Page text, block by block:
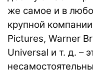
же самое и в
крупной
Pictures, Warner
Universal и т. д. –